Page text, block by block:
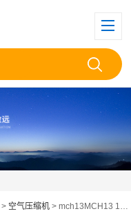
> 空气压缩机 > mch13MCH13 16空气压缩机维修和配件